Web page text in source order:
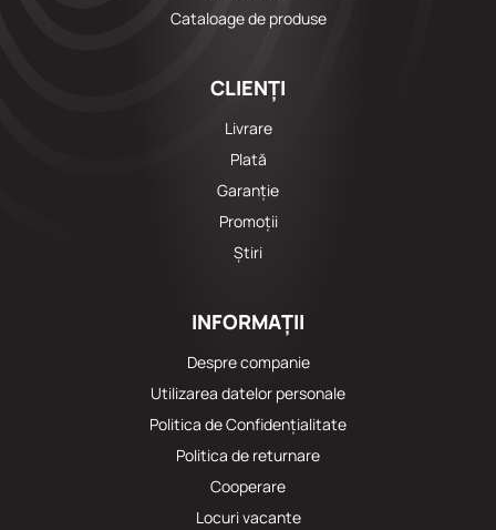
Cataloage de produse
CLIENȚI
Livrare
Plată
Garanție
Promoții
Știri
INFORMAȚII
Despre companie
Utilizarea datelor personale
Politica de Confidențialitate
Politica de returnare
Cooperare
Locuri vacante